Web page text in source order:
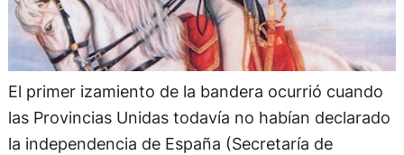
El primer izamiento de la bandera ocurrió cuando
las Provincias Unidas todavía no habían declarado
la independencia de España (Secretaría de